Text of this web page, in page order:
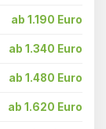
ab 1.190 Euro
ab 1.340 Euro
ab 1.480 Euro
ab 1.620 Euro